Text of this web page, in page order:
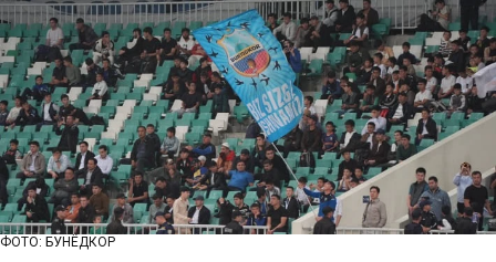
ФОТО: БУНЁДКОР